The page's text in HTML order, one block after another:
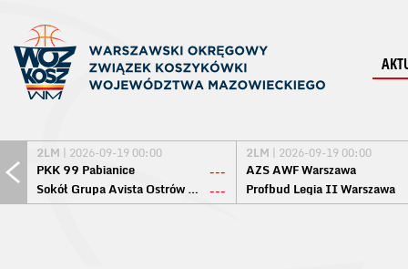
2LM | 2026-09-19 00:00
PKK 99 Pabianice
---
Sokół Grupa Avista Ostrów Maz. ---
2LM | 2026-09-19 00:00
AZS AWF Warszawa
Profbud Legia II Warszawa